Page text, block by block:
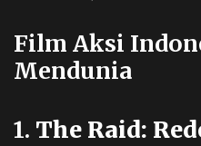
Film Aksi
Mendunia
1. The Raid: